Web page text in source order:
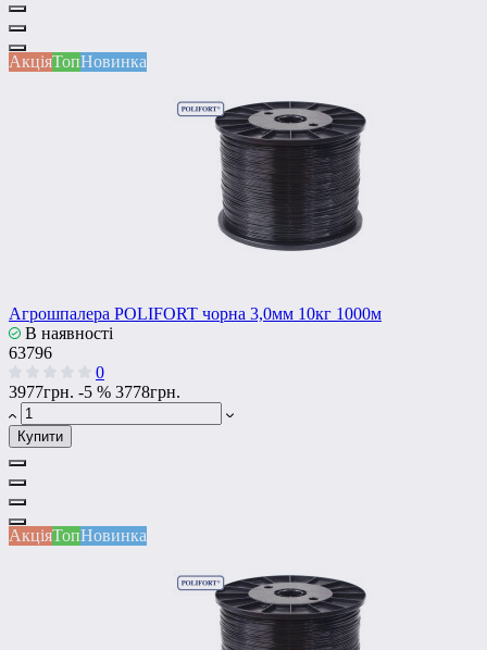
АкціяТопНовинка
Агрошпалера POLIFORT чорна 3,0мм 10кг 1000м
В наявності
63796
0
3977грн. -5 % 3778грн.
Купити
АкціяТопНовинка